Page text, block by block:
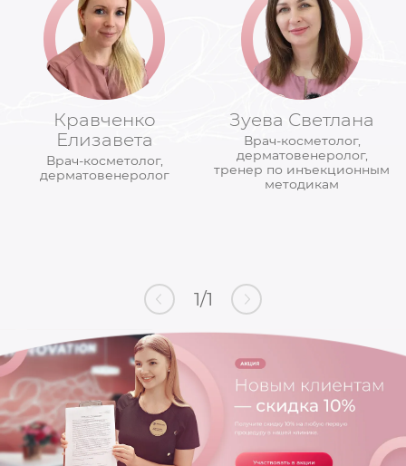
Кравченко
Елизавета
Врач-косметолог,
дерматовенеролог
Зуева Светлана
Врач-косметолог,
дерматовенеролог,
тренер по инъекционным
методикам
1/1